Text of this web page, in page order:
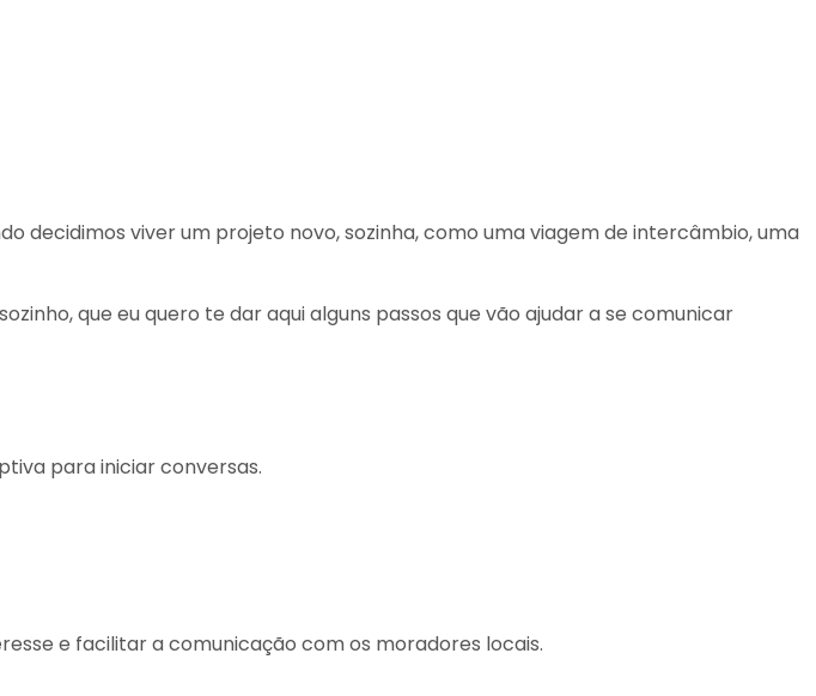
decidimos viver um projeto novo, sozinha, como uma viagem de intercâmbio, uma
que eu quero te dar aqui alguns passos que vão ajudar a se comunicar
para iniciar conversas.
e facilitar a comunicação com os moradores locais.